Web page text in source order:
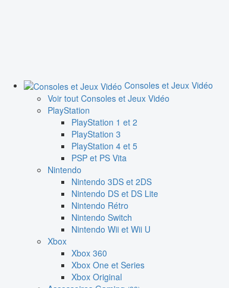
Consoles et Jeux Vidéo
Voir tout Consoles et Jeux Vidéo
PlayStation
PlayStation 1 et 2
PlayStation 3
PlayStation 4 et 5
PSP et PS Vita
Nintendo
Nintendo 3DS et 2DS
Nintendo DS et DS Lite
Nintendo Rétro
Nintendo Switch
Nintendo Wii et Wii U
Xbox
Xbox 360
Xbox One et Series
Xbox Original